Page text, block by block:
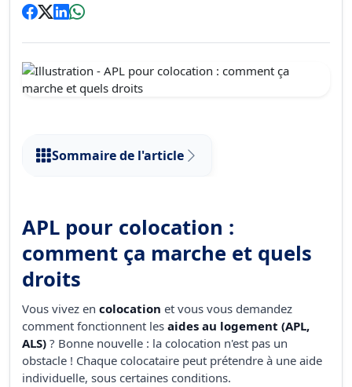
Sommaire de l'article
APL pour colocation :
comment ça marche et quels
droits
Vous vivez en colocation et vous vous demandez
comment fonctionnent les aides au logement (APL,
ALS) ? Bonne nouvelle : la colocation n'est pas un
obstacle ! Chaque colocataire peut prétendre à une aide
individuelle, sous certaines conditions.